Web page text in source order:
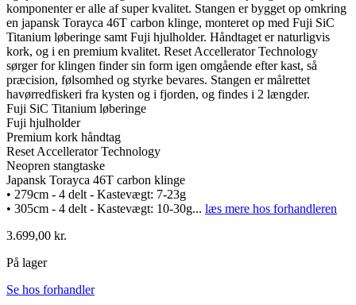
komponenter er alle af super kvalitet. Stangen er bygget op omkring
en japansk Torayca 46T carbon klinge, monteret op med Fuji SiC
Titanium løberinge samt Fuji hjulholder. Håndtaget er naturligvis
kork, og i en premium kvalitet. Reset Accellerator Technology
sørger for klingen finder sin form igen omgående efter kast, så
præcision, følsomhed og styrke bevares. Stangen er målrettet
havørredfiskeri fra kysten og i fjorden, og findes i 2 længder.
Fuji SiC Titanium løberinge
Fuji hjulholder
Premium kork håndtag
Reset Accellerator Technology
Neopren stangtaske
Japansk Torayca 46T carbon klinge
• 279cm - 4 delt - Kastevægt: 7-23g
• 305cm - 4 delt - Kastevægt: 10-30g... læs mere hos forhandleren
3.699,00 kr.
På lager
Se hos forhandler